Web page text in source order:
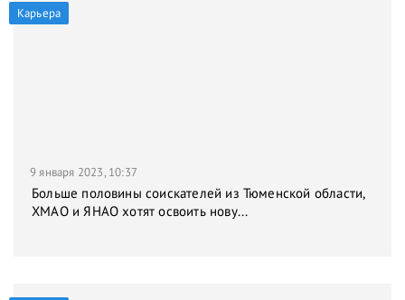
Карьера
9 января 2023, 10:37
Больше половины соискателей из Тюменской области,
ХМАО и ЯНАО хотят освоить нову...